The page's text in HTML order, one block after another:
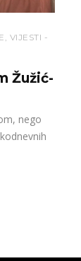
, VIJESTI
Žužić-
nego